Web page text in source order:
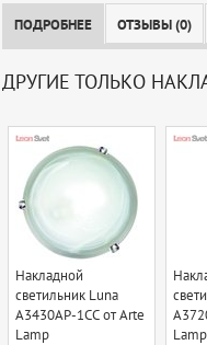
ПОДРОБНЕЕ ОТЗЫВЫ (0)
ДРУГИЕ ТОЛЬКО
Накладной
светильник Luna
A3430AP-1CC от Arte
Lamp
Lamp